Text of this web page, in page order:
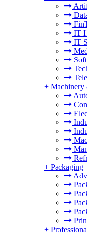
IT
IT
+ Machinery
+ Packaging
+